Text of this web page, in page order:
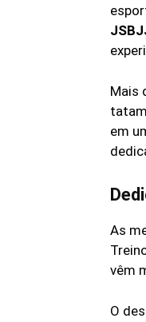
Mais
em
As
vêm
O